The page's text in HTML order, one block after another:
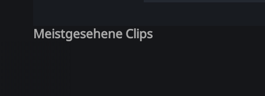
Meistgesehene Clips